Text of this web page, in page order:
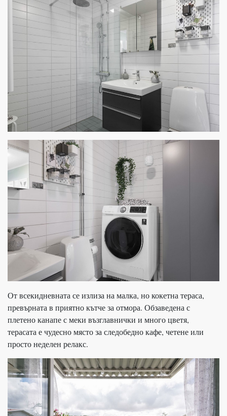
От всекидневната се излиза на малка, но кокетна тераса,
превърната в приятно кътче за отмора. Обзаведена с
плетено канапе с меки възглавнички и много цветя,
терасата е чудесно място за следобедно кафе, четене или
просто неделен релакс.